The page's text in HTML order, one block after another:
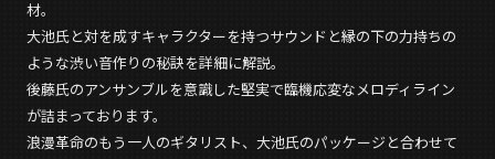
材。
大池氏と対を成すキャラクターを持つサウンドと縁の下の力持ちの
ような渋い音作りの秘訣を詳細に解説。
後藤氏のアンサンブルを意識した堅実で臨機応変なメロディライン
が詰まっております。
浪漫革命のもう一人のギタリスト、大池氏のパッケージと合わせて